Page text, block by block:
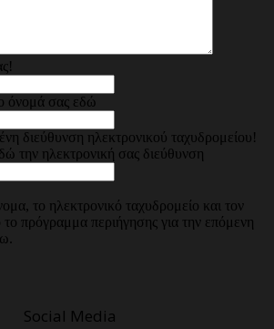
όνομά σας εδώ
διεύθυνση ηλεκτρονικού ταχυδρομείου!
την ηλεκτρονική σας διεύθυνση
το ηλεκτρονικό ταχυδρομείο και τον
πρόγραμμα περιήγησης για την επόμενη
Social Media